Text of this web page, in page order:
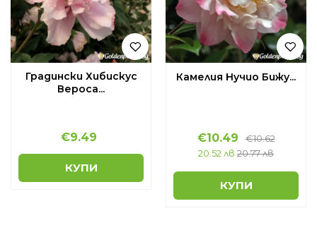
Градински Хибискус
Вероса...
€9.49
КУПИ
Камелия Нучио Бижу...
€10.49 €10.62
20.52 лв 20.77 лв
КУПИ